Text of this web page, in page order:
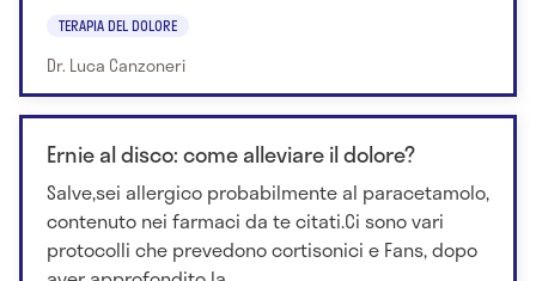
TERAPIA DEL DOLORE
Dr. Luca Canzoneri
Ernie al disco: come alleviare il dolore?
Salve,sei allergico probabilmente al paracetamolo,
contenuto nei farmaci da te citati.Ci sono vari
protocolli che prevedono cortisonici e Fans, dopo